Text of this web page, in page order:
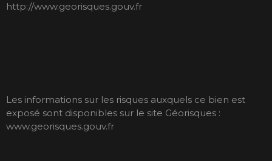
http://www.georisques.gouv.fr
Les informations sur les risques auxquels ce bien est
exposé sont disponibles sur le site Géorisques :
www.georisques.gouv.fr